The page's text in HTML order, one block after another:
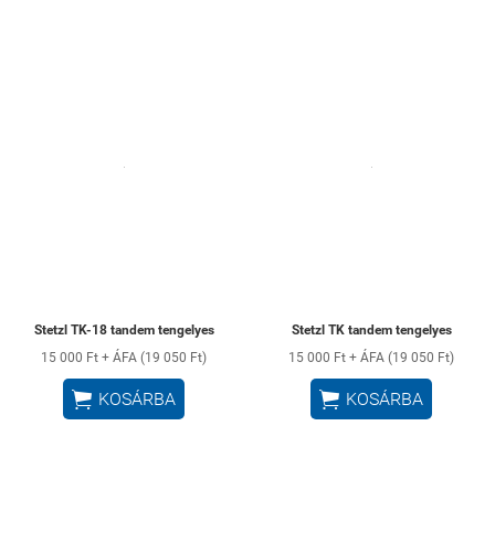
Stetzl TK-18 tandem tengelyes
15 000 Ft + ÁFA (19 050 Ft)
 KOSÁRBA
Stetzl TK tandem tengelyes
15 000 Ft + ÁFA (19 050 Ft)
 KOSÁRBA